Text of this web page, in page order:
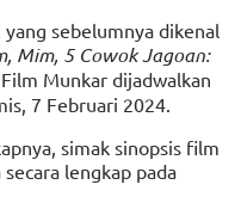
sebelumnya dikenal
Mim, 5 Cowok Jagoan:
. Film Munkar dijadwalkan
7 Februari 2024.
simak sinopsis film
lengkap pada